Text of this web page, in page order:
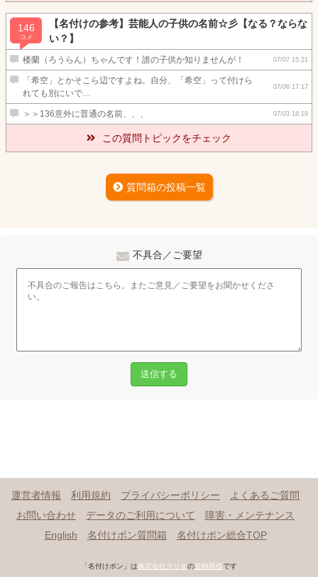
146
コメ
【名付けの参考】芸能人の子供の名前☆彡【なる？ならな
い？】
楼蘭（ろうらん）ちゃんです！誰の子供か知りませんが！ 07/07 15:21
「希空」とかそこら辺ですよね。自分、「希空」って付けら
れても別にいで…
07/06 17:17
＞＞136意外に普通の名前、、、 07/03 16:19
この質問トピックをチェック
質問箱の投稿一覧
不具合／ご要望
送信する
運営者情報 利用規約 プライバシーポリシー
よくあるご質問
お問い合わせ
データのご利用について
障害・メンテナンス
English
名付けポン質問箱 名付けポン総合TOP
「名付けポン」は株式会社クリオの登録商標です